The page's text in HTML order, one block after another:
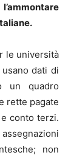
le università
dati di
un quadro
rette pagate
conto terzi.
non